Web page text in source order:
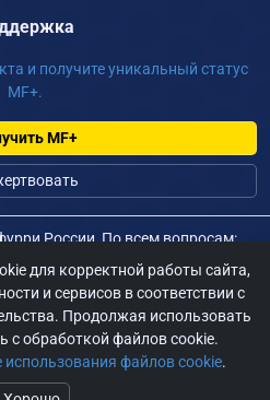
и получите уникальный статус
MF+.
MF+
России, По всем вопросам:
fur.ru
для корректной работы сайта,
и сервисов в соответствии с
Продолжая использовать
с обработкой файлов cookie.
использования файлов cookie.